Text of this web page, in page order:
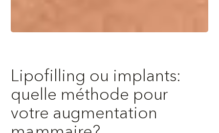
Lipofilling ou implants:
quelle méthode pour
votre augmentation